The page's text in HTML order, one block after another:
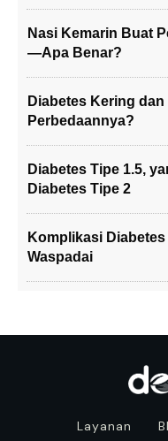
Nasi Kemarin Buat
—Apa Benar?
Diabetes Kering
Perbedaannya?
Diabetes Tipe 1.5,
Diabetes Tipe 2
Komplikasi
Waspadai
Layanan